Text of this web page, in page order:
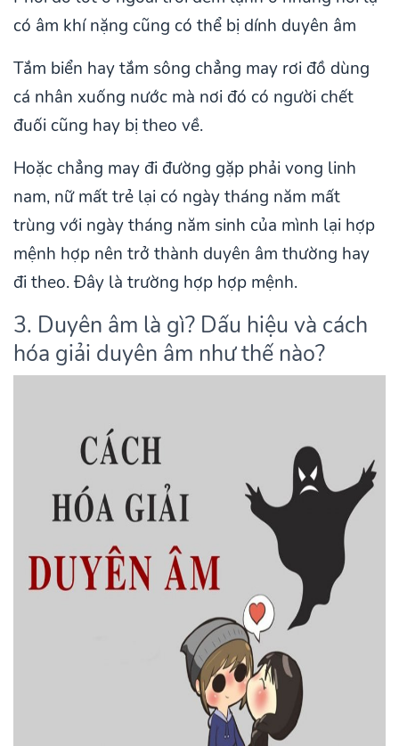
có âm khí nặng cũng có thể bị dính duyên âm
Tắm biển hay tắm sông chẳng may rơi đồ dùng
cá nhân xuống nước mà nơi đó có người chết
đuối cũng hay bị theo về.
Hoặc chẳng may đi đường gặp phải vong linh
nam, nữ mất trẻ lại có ngày tháng năm mất
trùng với ngày tháng năm sinh của mình lại hợp
mệnh hợp nên trở thành duyên âm thường hay
đi theo. Đây là trường hợp hợp mệnh.
3. Duyên âm là gì? Dấu hiệu và cách
hóa giải duyên âm như thế nào?